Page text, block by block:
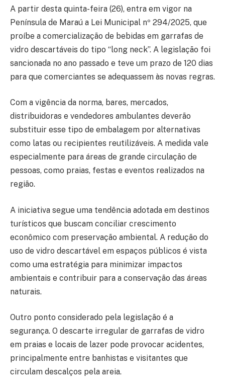
A partir desta quinta-feira (26), entra em vigor na
Península de Maraú a Lei Municipal nº 294/2025, que
proíbe a comercialização de bebidas em garrafas de
vidro descartáveis do tipo “long neck”. A legislação foi
sancionada no ano passado e teve um prazo de 120 dias
para que comerciantes se adequassem às novas regras.
Com a vigência da norma, bares, mercados,
distribuidoras e vendedores ambulantes deverão
substituir esse tipo de embalagem por alternativas
como latas ou recipientes reutilizáveis. A medida vale
especialmente para áreas de grande circulação de
pessoas, como praias, festas e eventos realizados na
região.
A iniciativa segue uma tendência adotada em destinos
turísticos que buscam conciliar crescimento
econômico com preservação ambiental. A redução do
uso de vidro descartável em espaços públicos é vista
como uma estratégia para minimizar impactos
ambientais e contribuir para a conservação das áreas
naturais.
Outro ponto considerado pela legislação é a
segurança. O descarte irregular de garrafas de vidro
em praias e locais de lazer pode provocar acidentes,
principalmente entre banhistas e visitantes que
circulam descalços pela areia.